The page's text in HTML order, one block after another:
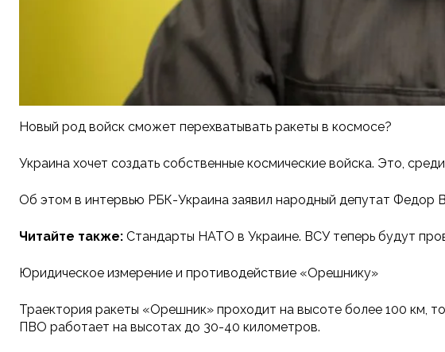
Новый род войск сможет перехватывать ракеты в космосе?
Украина хочет создать собственные космические войска. Это,
Об этом в интервью РБК-Украина заявил народный депутат Федор
Читайте также: Стандарты НАТО в Украине. ВСУ теперь будут
Юридическое измерение и противодействие «Орешнику»
Траектория ракеты «Орешник» проходит на высоте более 100 км,
ПВО работает на высотах до 30-40 километров.